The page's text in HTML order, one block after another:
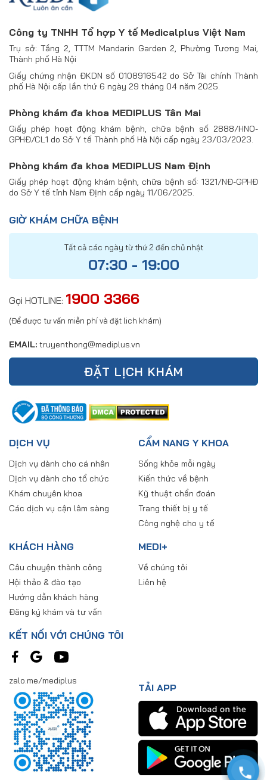
Công ty TNHH Tổ hợp Y tế Medicalplus Việt Nam
Trụ sở: Tầng 2, TTTM Mandarin Garden 2, Phường Tương Mai,
Thành phố Hà Nội
Giấy chứng nhận ĐKDN số 0108916542 do Sở Tài chính Thành
phố Hà Nội cấp lần thứ 6 ngày 29 tháng 04 năm 2025.
Phòng khám đa khoa MEDIPLUS Tân Mai
Giấy phép hoạt động khám bệnh, chữa bệnh số 2888/HNO-
GPHĐ/CL1 do Sở Y tế Thành phố Hà Nội cấp ngày 23/03/2023.
Phòng khám đa khoa MEDIPLUS Nam Định
Giấy phép hoạt động khám bệnh, chữa bệnh số: 1321/NĐ-GPHĐ
do Sở Y tế tỉnh Nam Định cấp ngày 11/06/2025.
GIỜ KHÁM CHỮA BỆNH
Tất cả các ngày từ thứ 2 đến chủ nhật
07:30 - 19:00
Gọi HOTLINE: 1900 3366
(Để được tư vấn miễn phí và đặt lich khám)
EMAIL: truyenthong@mediplus.vn
ĐẶT LỊCH KHÁM
DỊCH VỤ
Dịch vụ dành cho cá nhân
Dịch vụ dành cho tổ chức
Khám chuyên khoa
Các dịch vụ cận lâm sàng
CẨM NANG Y KHOA
Sống khỏe mỗi ngày
Kiến thức về bệnh
Kỹ thuật chẩn đoán
Trang thiết bị y tế
Công nghệ cho y tế
KHÁCH HÀNG
Câu chuyện thành công
Hội thảo & đào tạo
Hướng dẫn khách hàng
Đăng ký khám và tư vấn
MEDI+
Về chúng tôi
Liên hệ
KẾT NỐI VỚI CHÚNG TÔI
zalo.me/mediplus
TẢI APP